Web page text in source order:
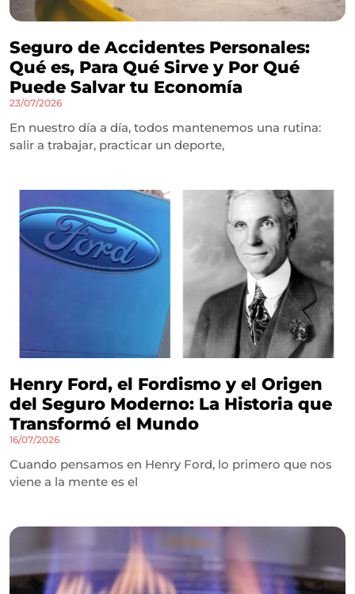
Seguro de Accidentes Personales:
Qué es, Para Qué Sirve y Por Qué
Puede Salvar tu Economía
23/07/2026
En nuestro día a día, todos mantenemos una rutina:
salir a trabajar, practicar un deporte,
Henry Ford, el Fordismo y el Origen
del Seguro Moderno: La Historia que
Transformó el Mundo
16/07/2026
Cuando pensamos en Henry Ford, lo primero que nos
viene a la mente es el